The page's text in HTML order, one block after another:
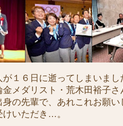
１６日に逝ってしまいまし
金メダリスト・荒木田裕子さ
身の先輩で、あれこれお願い
いただき…。